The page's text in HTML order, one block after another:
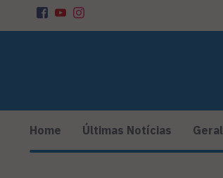
Home Últimas Notícias Geral